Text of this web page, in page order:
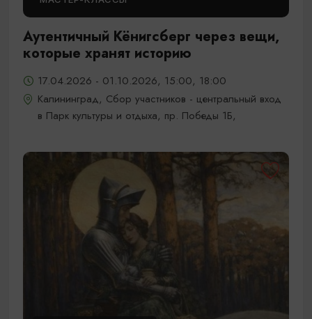
Аутентичный Кёнигсберг через вещи,
которые хранят историю
17.04.2026 - 01.10.2026, 15:00, 18:00
Калининград, Сбор участников - центральный вход
в Парк культуры и отдыха, пр. Победы 1Б,